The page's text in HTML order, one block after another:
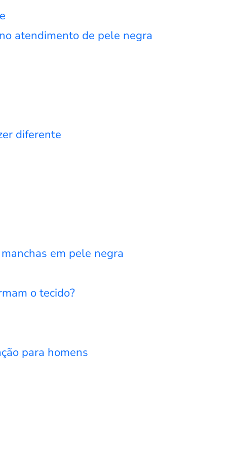
atendimento de pele negra
diferente
em pele negra
o tecido?
para homens